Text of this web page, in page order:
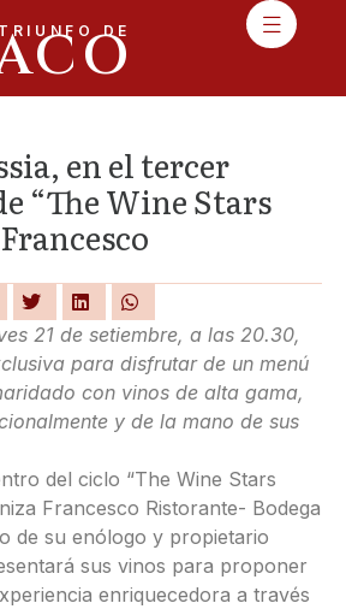
DE
en el tercer
“The Wine Stars
21 de setiembre, a las 20.30,
para disfrutar de un menú
con vinos de alta gama,
y de la mano de sus
del ciclo “The Wine Stars
Francesco Ristorante- Bodega
de su enólogo y propietario
sus vinos para proponer
enriquecedora a través